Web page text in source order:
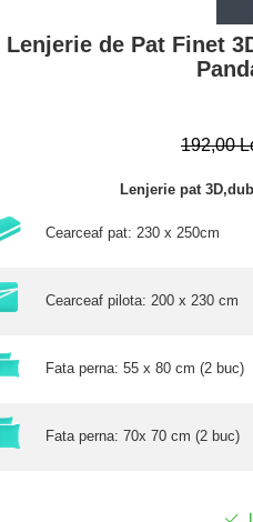
Lenjerie de Pat Finet
192,00
Lenjerie pat
Cearceaf pat: 230 x 250cm
Cearceaf pilota: 200 x 230 cm
Fata perna: 55 x 80 cm (2 buc)
Fata perna: 70x 70 cm (2 buc)